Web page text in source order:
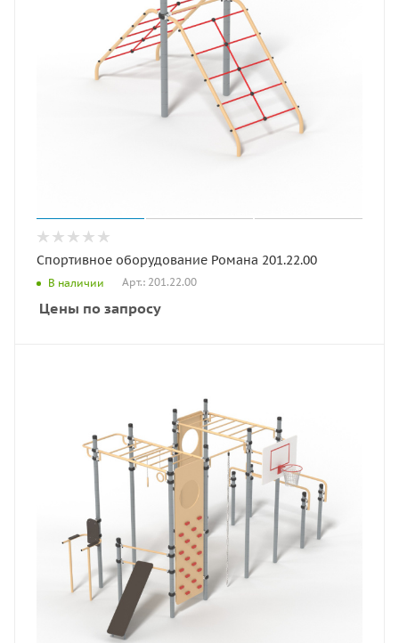
Спортивное оборудование Романа 201.22.00
В наличии Арт.: 201.22.00
Цены по запросу